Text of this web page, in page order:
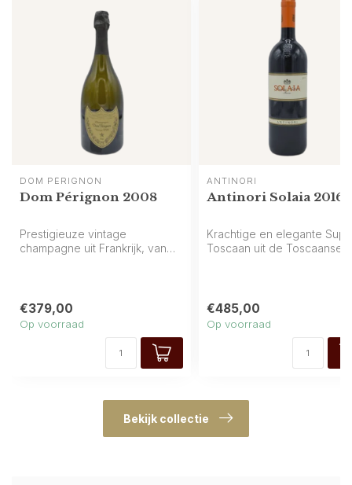
DOM PÉRIGNON
Dom Pérignon 2008
Prestigieuze vintage
champagne uit Frankrijk, van
€379,00
Op voorraad
ANTINORI
Antinori Solaia 2016
Krachtige en elegante
Toscaan uit de Toscaanse
€485,00
Op voorraad
Bekijk collectie